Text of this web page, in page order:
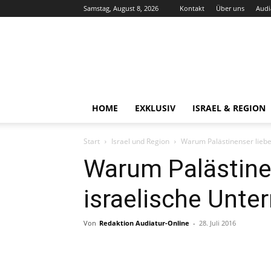
Samstag, August 8, 2026 Kontakt Über uns
HOME EXKLUSIV ISRAEL & REGION
Start Israel und Region Warum Palästinenser
Warum
israelische
Von Redaktion Audiatur-Online - 28. Juli 2016